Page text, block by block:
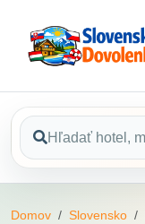
Domov Slovensko